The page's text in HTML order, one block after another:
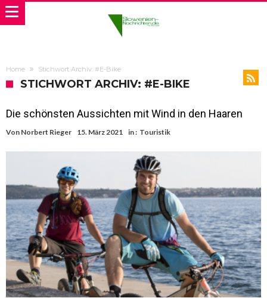
Home Stichwort Archiv: #E-Bike
STICHWORT ARCHIV: #E-BIKE
Die schönsten Aussichten mit Wind in den Haaren
Von Norbert Rieger 15. März 2021 in : Touristik